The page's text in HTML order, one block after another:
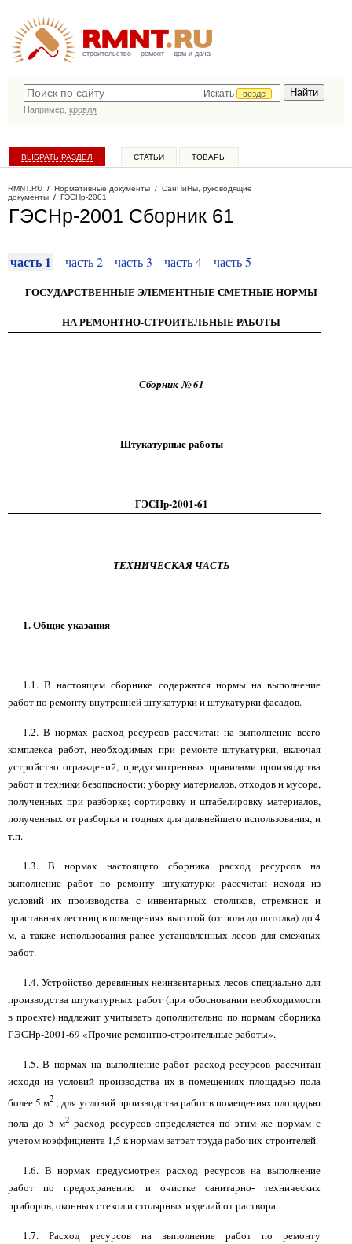
строительство ремонт дом и дача
Искать
везде
Например, кровля
ВЫБРАТЬ РАЗДЕЛ СТАТЬИ ТОВАРЫ
RMNT.RU / Нормативные документы / СанПиНы, руководящие
документы / ГЭСНр-2001
ГЭСНр-2001 Сборник 61
часть 1 часть 2 часть 3 часть 4 часть 5
ГОСУДАРСТВЕННЫЕ ЭЛЕМЕНТНЫЕ СМЕТНЫЕ НОРМЫ
НА РЕМОНТНО-СТРОИТЕЛЬНЫЕ РАБОТЫ
Сборник № 61
Штукатурные работы
ГЭСНр-2001-61
ТЕХНИЧЕСКАЯ ЧАСТЬ
1. Общие указания
1.1. В настоящем сборнике содержатся нормы на выполнение
работ по ремонту внутренней штукатурки и штукатурки фасадов.
1.2. В нормах расход ресурсов рассчитан на выполнение всего
комплекса работ, необходимых при ремонте штукатурки, включая
устройство ограждений, предусмотренных правилами производства
работ и техники безопасности; уборку материалов, отходов и мусора,
полученных при разборке; сортировку и штабелировку материалов,
полученных от разборки и годных для дальнейшего использования, и
т.п.
1.3. В нормах настоящего сборника расход ресурсов на
выполнение работ по ремонту штукатурки рассчитан исходя из
условий их производства с инвентарных столиков, стремянок и
приставных лестниц в помещениях высотой (от пола до потолка) до 4
м, а также использования ранее установленных лесов для смежных
работ.
1.4. Устройство деревянных неинвентарных лесов специально для
производства штукатурных работ (при обосновании необходимости
в проекте) надлежит учитывать дополнительно по нормам сборника
ГЭСНр-2001-69 «Прочие ремонтно-строительные работы».
1.5. В нормах на выполнение работ расход ресурсов рассчитан
исходя из условий производства их в помещениях площадью пола
более 5 м2 ; для условий производства работ в помещениях площадью
пола до 5 м2расход ресурсов определяется по этим же нормам с
учетом коэффициента 1,5 к нормам затрат труда рабочих-строителей.
1.6. В нормах предусмотрен расход ресурсов на выполнение
работ по предохранению и очистке санитарно-
технических
приборов, оконных стекол и столярных изделий от раствора.
1.7. Расход ресурсов на выполнение работ по ремонту